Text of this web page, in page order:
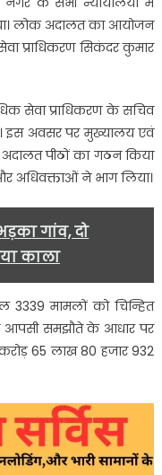
का
भरोसा,
हजारों
हुआ
आपसी
समझौते
से
लोक अदालत का आयोजन
प्राधिकरण सिकंदर कुमार
सेवा प्राधिकरण के सचिव
इस अवसर पर मुख्यालय एवं
पीठों का गठन किया
अधिवक्ताओं ने भाग लिया।
गांव, दो
काला
मामलों को चिन्हित
आपसी समझौते के आधार पर
65 लाख 80 हजार 932